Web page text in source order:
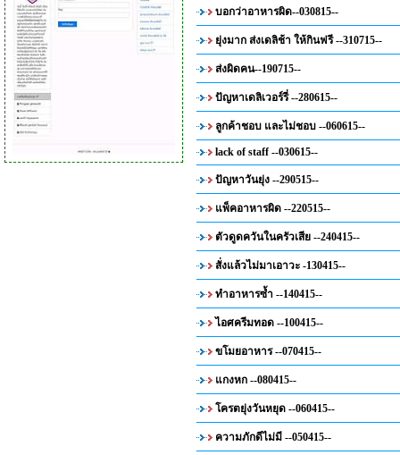
บอกว่าอาหารผิด--030815--
ยุ่งมาก ส่งเดลิช้า ให้กินฟรี --310715--
ส่งผิดคน--190715--
ปัญหาเดลิเวอร์รี่ --280615--
ลูกค้าชอบ และไม่ชอบ --060615--
lack of staff --030615--
ปัญหาวันยุ่ง --290515--
แพ็คอาหารผิด --220515--
ตัวดูดควันในครัวเสีย --240415--
สั่งแล้วไม่มาเอาวะ -130415--
ทำอาหารซ้ำ --140415--
ไอศครีมทอด --100415--
ขโมยอาหาร --070415--
แกงหก --080415--
โครตยุ่งวันหยุด --060415--
ความภักดีไม่มี --050415--